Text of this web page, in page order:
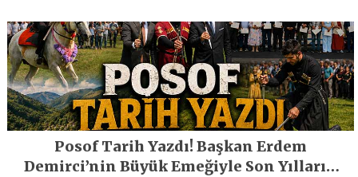
Posof Tarih Yazdı! Başkan Erdem
Demirci’nin Büyük Emeğiyle Son Yılların